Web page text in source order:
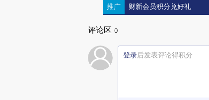
推广 财新会员积分兑好礼
评论区 0
登录后发表评论得积分